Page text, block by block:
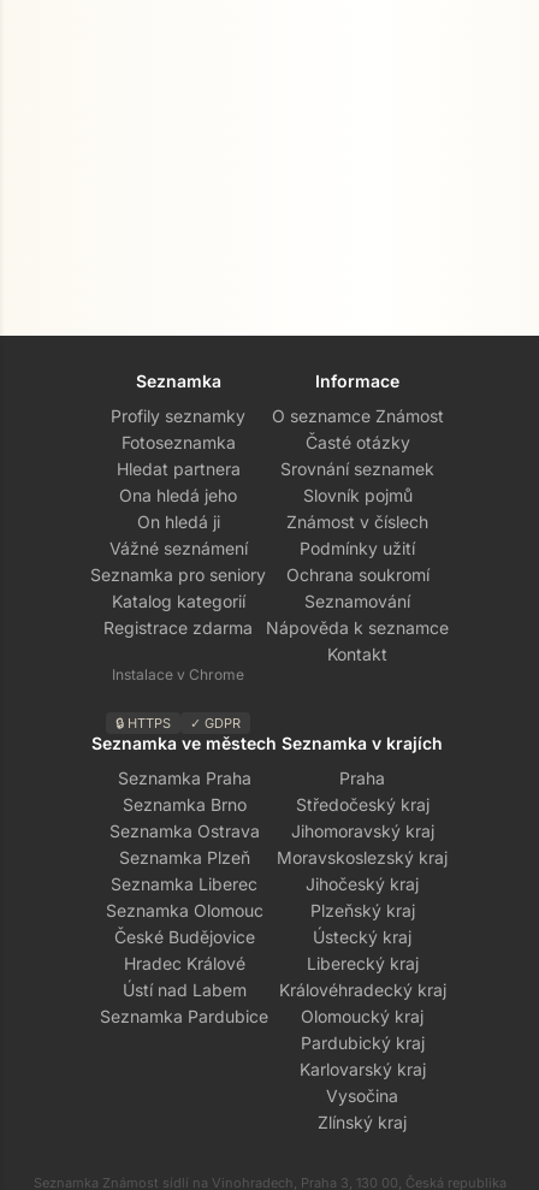
Seznamka
Profily seznamky
Fotoseznamka
Hledat partnera
Ona hledá jeho
On hledá ji
Vážné seznámení
Seznamka pro seniory
Katalog kategorií
Registrace zdarma
Instalace v Chrome
🔒 HTTPS ✓ GDPR
Informace
O seznamce Známost
Časté otázky
Srovnání seznamek
Slovník pojmů
Známost v číslech
Podmínky užití
Ochrana soukromí
Seznamování
Nápověda k seznamce
Kontakt
Seznamka ve městech
Seznamka Praha
Seznamka Brno
Seznamka Ostrava
Seznamka Plzeň
Seznamka Liberec
Seznamka Olomouc
České Budějovice
Hradec Králové
Ústí nad Labem
Seznamka Pardubice
Seznamka v krajích
Praha
Středočeský kraj
Jihomoravský kraj
Moravskoslezský kraj
Jihočeský kraj
Plzeňský kraj
Ústecký kraj
Liberecký kraj
Královéhradecký kraj
Olomoucký kraj
Pardubický kraj
Karlovarský kraj
Vysočina
Zlínský kraj
Seznamka Známost sídlí na Vinohradech, Praha 3, 130 00, Česká republika